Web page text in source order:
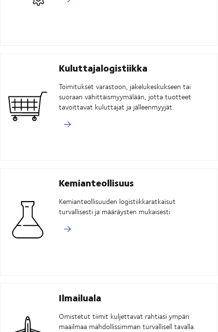
Kuluttajalogistiikka
Toimitukset varastoon, jakelukeskukseen tai
suoraan vähittäismyymälään, jotta tuotteet
tavoittavat kuluttajat ja jälleenmyyjät.
Kemianteollisuus
Kemianteollisuuden logistiikkaratkaisut
turvallisesti ja määräysten mukaisesti
Ilmailuala
Omistetut tiimit kuljettavat rahtiasi ympäri
maailmaa mahdollissimman turvallisell tavalla.